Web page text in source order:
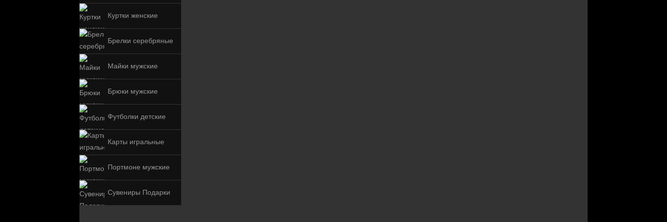
Куртки женские
Брелки серебряные
Майки мужские
Брюки мужские
Футболки детские
Карты игральные
Портмоне мужские
Сувениры Подарки